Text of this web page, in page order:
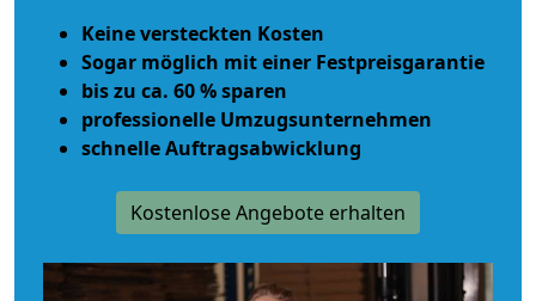
Keine versteckten Kosten
Sogar möglich mit einer Festpreisgarantie
bis zu ca. 60 % sparen
professionelle Umzugsunternehmen
schnelle Auftragsabwicklung
Kostenlose Angebote erhalten